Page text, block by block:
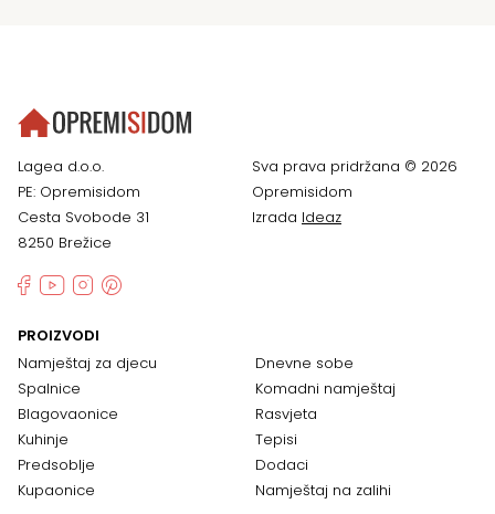
Lagea d.o.o.
PE: Opremisidom
Cesta Svobode 31
8250 Brežice
Sva prava pridržana © 2026
Opremisidom
Izrada Ideaz
PROIZVODI
Namještaj za djecu
Spalnice
Blagovaonice
Kuhinje
Predsoblje
Kupaonice
Dnevne sobe
Komadni namještaj
Rasvjeta
Tepisi
Dodaci
Namještaj na zalihi